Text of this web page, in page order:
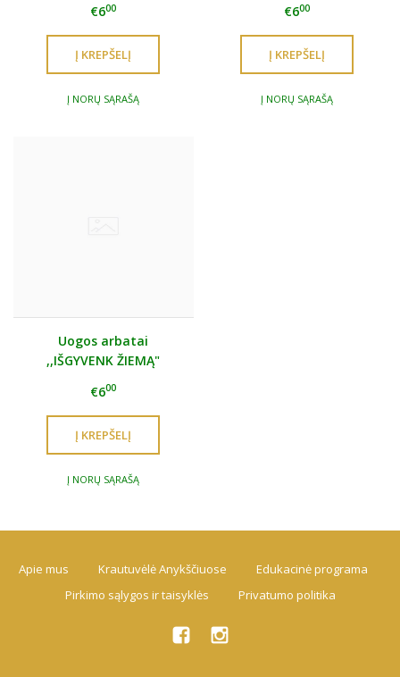
€600
Į NORŲ SĄRAŠĄ
€600
Į NORŲ SĄRAŠĄ
Uogos arbatai
,,IŠGYVENK ŽIEMĄ"
€600
Į NORŲ SĄRAŠĄ
Apie mus Krautuvėlė Anykščiuose
Edukacinė programa
Pirkimo sąlygos ir taisyklės
Privatumo politika